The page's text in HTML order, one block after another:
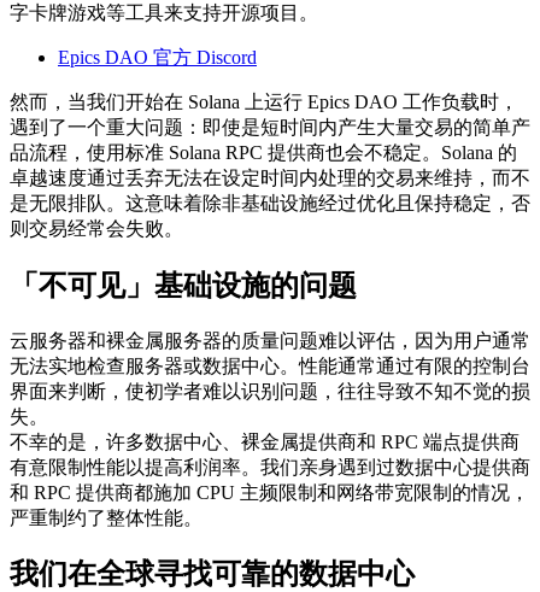
字卡牌游戏等工具来支持开源项目。
Epics DAO 官方 Discord
然而，当我们开始在 Solana 上运行 Epics DAO 工作负载时，
遇到了一个重大问题：即使是短时间内产生大量交易的简单产
品流程，使用标准 Solana RPC 提供商也会不稳定。Solana 的
卓越速度通过丢弃无法在设定时间内处理的交易来维持，而不
是无限排队。这意味着除非基础设施经过优化且保持稳定，否
则交易经常会失败。
「不可见」基础设施的问题
云服务器和裸金属服务器的质量问题难以评估，因为用户通常
无法实地检查服务器或数据中心。性能通常通过有限的控制台
界面来判断，使初学者难以识别问题，往往导致不知不觉的损
失。
不幸的是，许多数据中心、裸金属提供商和 RPC 端点提供商
有意限制性能以提高利润率。我们亲身遇到过数据中心提供商
和 RPC 提供商都施加 CPU 主频限制和网络带宽限制的情况，
严重制约了整体性能。
我们在全球寻找可靠的数据中心